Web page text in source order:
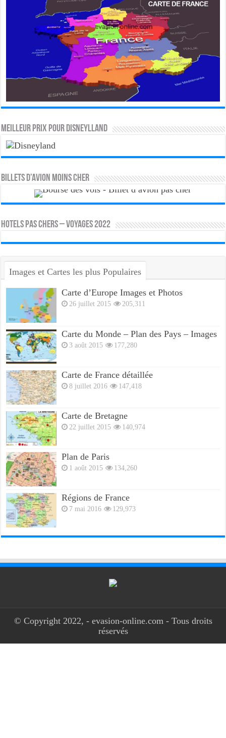
MEILLEUR PRIX POUR DISNEYLLAND
Billets d’avion moins cher
HOTELS PAS CHERS – VOYAGES 2022
Images et Cartes les plus Populaires
Carte d’Europe Images et Photos
26 juillet 2015 205,311
Carte du Monde – Plan des Pays – Images
3 août 2015 177,280
Carte de France détaillée
8 juillet 2016 147,418
Carte de Bretagne
22 juillet 2015 140,974
Plan de Paris
1 août 2015 134,260
Régions de France
7 mai 2016 129,973
© Copyright 2022, - evasion-online.com - Tous droits
réservés